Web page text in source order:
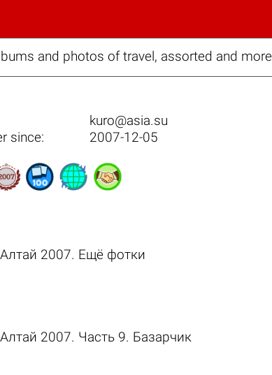
and photos of travel, assorted and more
kuro@asia.su
since:
2007-12-05
Алтай 2007. Ещё фотки
Алтай 2007. Часть 9. Базарчик